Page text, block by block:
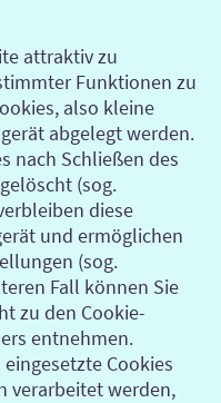
attraktiv zu
Funktionen zu
also kleine
abgelegt werden.
nach Schließen des
(sog.
diese
und ermöglichen
(sog.
Fall können Sie
zu den Cookie-
entnehmen.
Cookies
verarbeitet werden,